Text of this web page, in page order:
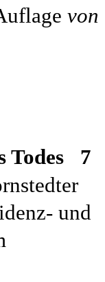
von
Todes 7
und